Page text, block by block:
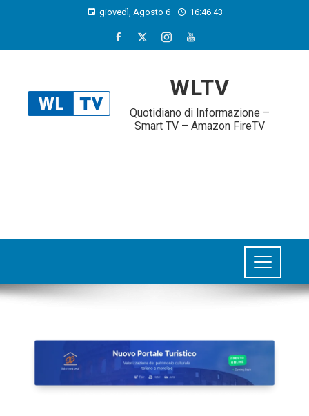
giovedì, Agosto 6 16:46:45
WLTV
Quotidiano di Informazione –
Smart TV – Amazon FireTV